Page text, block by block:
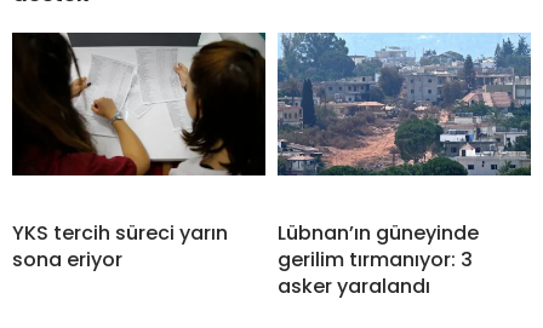
YKS tercih süreci yarın
sona eriyor
Lübnan’ın güneyinde
gerilim tırmanıyor: 3
asker yaralandı